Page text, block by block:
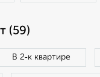
(59)
В 2‑к квартире